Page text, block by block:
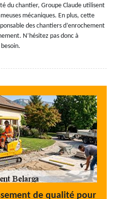
du chantier, Groupe Claude utilisent
mécaniques. En plus, cette
des chantiers d’enrochement
N’hésitez pas donc à
de qualité pour